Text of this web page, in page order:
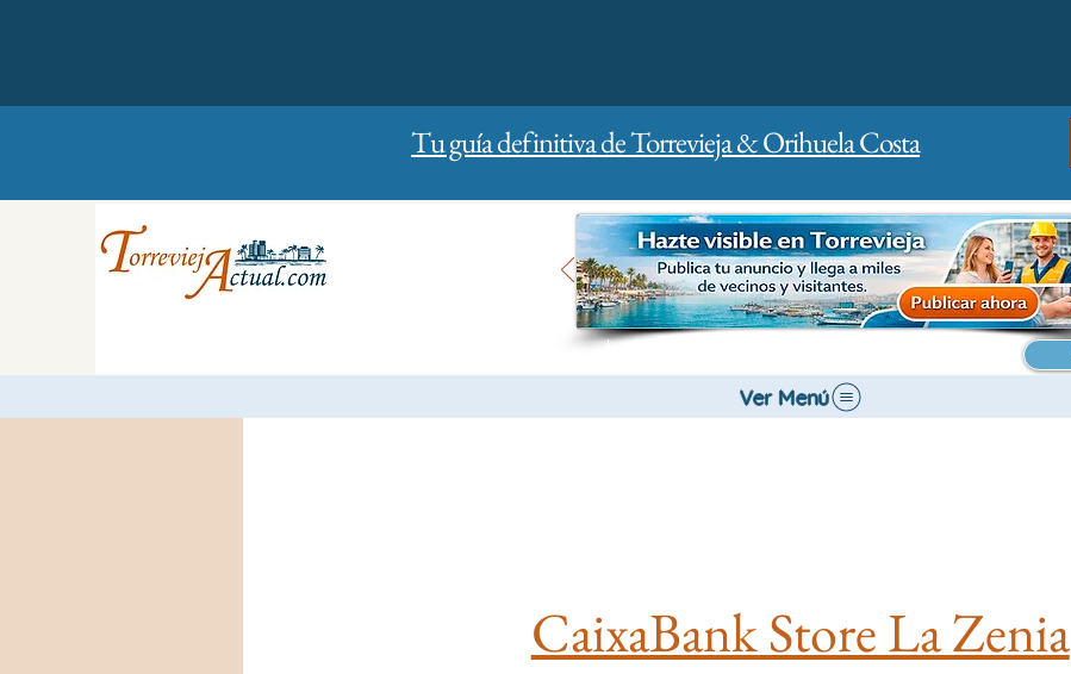
Tu guía definitiva de Torrevieja & Orihuela Costa
Ver Menú
CaixaBank Store La Zenia